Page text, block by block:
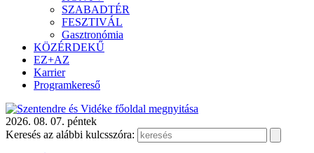
SZABADTÉR
FESZTIVÁL
Gasztronómia
KÖZÉRDEKŰ
EZ+AZ
Karrier
Programkereső
2026. 08. 07. péntek
Keresés az alábbi kulcsszóra: